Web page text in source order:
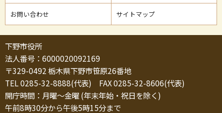
お問い合わせ サイトマップ
下野市役所
法人番号：6000020092169
〒329-0492 栃木県下野市笹原26番地
TEL 0285-32-8888(代表) FAX 0285-32-8606(代表)
開庁時間：月曜～金曜 (年末年始・祝日を除く)
午前8時30分から午後5時15分まで